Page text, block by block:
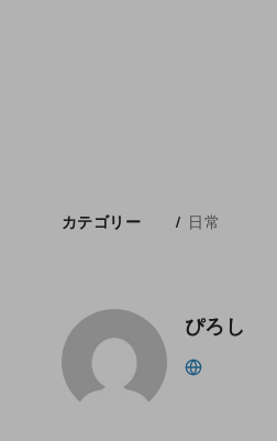
カテゴリー 日常
ぴろし